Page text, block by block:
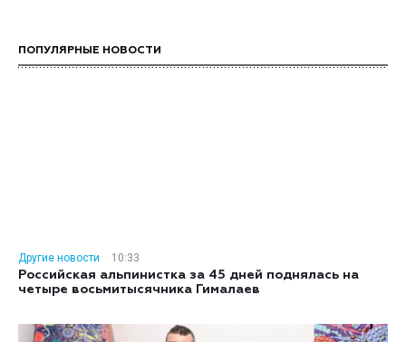
ПОПУЛЯРНЫЕ НОВОСТИ
Другие новости
10:33
Российская альпинистка за 45 дней поднялась на
четыре восьмитысячника Гималаев